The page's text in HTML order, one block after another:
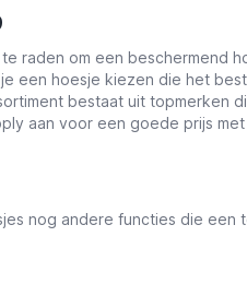
raden om een beschermend
een hoesje kiezen die het
bestaat uit topmerken
aan voor een goede prijs
nog andere functies die